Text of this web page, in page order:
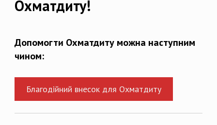
Охматдиту!
Допомогти Охматдиту можна наступним
чином:
Благодійний внесок для Охматдиту